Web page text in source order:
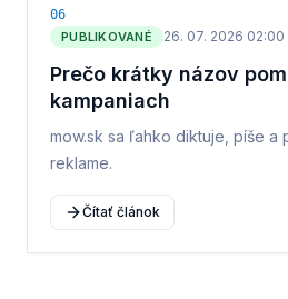
06
PUBLIKOVANÉ
26. 07. 2026 02:00
Prečo krátky názov
kampaniach
mow.sk sa ľahko diktuje, píše a
reklame.
Čítať článok